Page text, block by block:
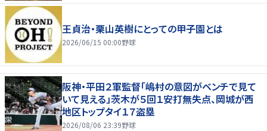
王貞治・栗山英樹にとっての甲子園とは
2026/06/15 00:00野球
阪神・平田２軍監督「嶋村の意図がベンチで見て
いて見える」茨木が５回１安打無失点、岡城が西
地区トップタイ１７盗塁
2026/08/06 23:39野球